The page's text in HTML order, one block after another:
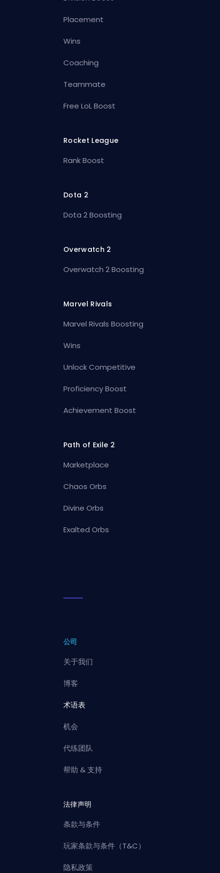
Placement
Wins
Coaching
Teammate
Free LoL Boost
Rocket League
Rank Boost
Dota 2
Dota 2 Boosting
Overwatch 2
Overwatch 2 Boosting
Marvel Rivals
Marvel Rivals Boosting
Wins
Unlock Competitive
Proficiency Boost
Achievement Boost
Path of Exile 2
Marketplace
Chaos Orbs
Divine Orbs
Exalted Orbs
公司
关于我们
博客
术语表
机会
代练团队
帮助 & 支持
法律声明
条款与条件
玩家条款与条件（T&C）
隐私政策